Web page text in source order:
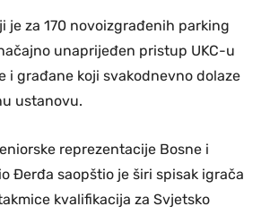
je za 170 novoizgrađenih parking
unaprijeđen pristup UKC-u
i građane koji svakodnevno dolaze
ustanovu.
reprezentacije Bosne i
Đerđa saopštio je širi spisak igrača
kvalifikacija za Svjetsko